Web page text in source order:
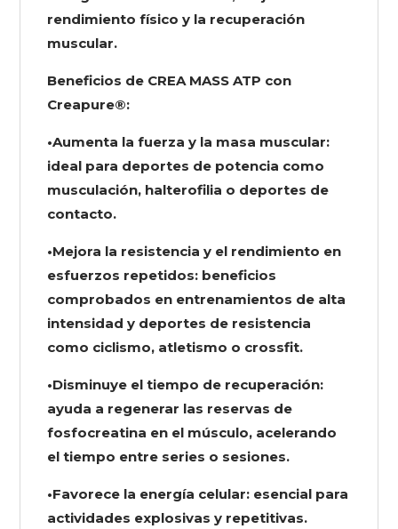
rendimiento físico y la recuperación
muscular.
Beneficios de CREA MASS ATP con
Creapure®:
•Aumenta la fuerza y la masa muscular:
ideal para deportes de potencia como
musculación, halterofilia o deportes de
contacto.
•Mejora la resistencia y el rendimiento en
esfuerzos repetidos: beneficios
comprobados en entrenamientos de alta
intensidad y deportes de resistencia
como ciclismo, atletismo o crossfit.
•Disminuye el tiempo de recuperación:
ayuda a regenerar las reservas de
fosfocreatina en el músculo, acelerando
el tiempo entre series o sesiones.
•Favorece la energía celular: esencial para
actividades explosivas y repetitivas.